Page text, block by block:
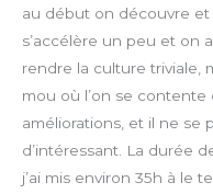
au début on découvre
s’accélère un peu et on
rendre la culture triviale,
mou où l’on se
améliorations, et il ne se
d’intéressant. La durée
j’ai mis environ 35h à le